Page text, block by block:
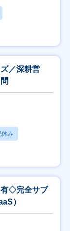
／深耕営
休み
有◇完全サブ
）